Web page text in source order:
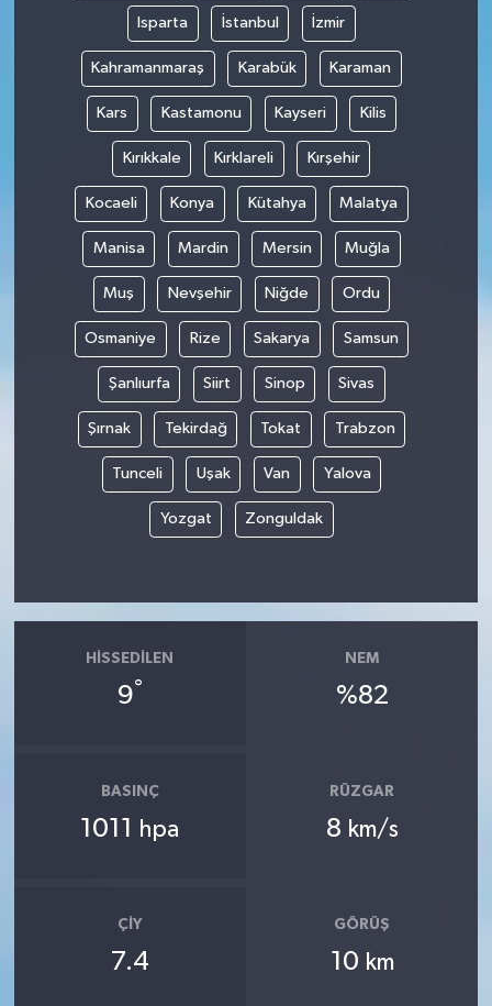
Isparta İstanbul İzmir
Kahramanmaraş Karabük Karaman
Kars Kastamonu Kayseri Kilis
Kırıkkale Kırklareli Kırşehir
Kocaeli Konya Kütahya Malatya
Manisa Mardin Mersin Muğla
Muş Nevşehir Niğde Ordu
Osmaniye Rize Sakarya Samsun
Şanlıurfa Siirt Sinop Sivas
Şırnak Tekirdağ Tokat Trabzon
Tunceli Uşak Van Yalova
Yozgat Zonguldak
HISSEDILEN
9°
NEM
%82
BASINÇ
1011 hpa
RÜZGAR
8 km/s
ÇIY
7.4
GÖRÜŞ
10 km